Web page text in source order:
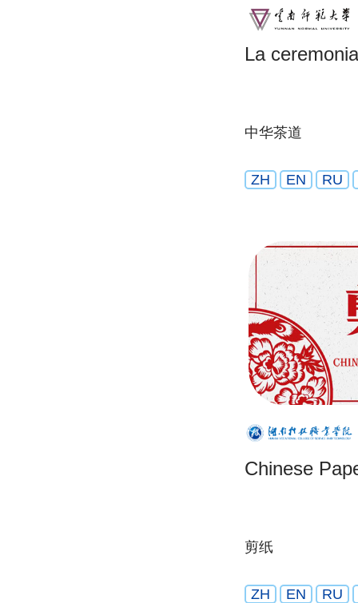
La
中华茶道
ZH EN RU
Chinese
剪纸
ZH EN RU